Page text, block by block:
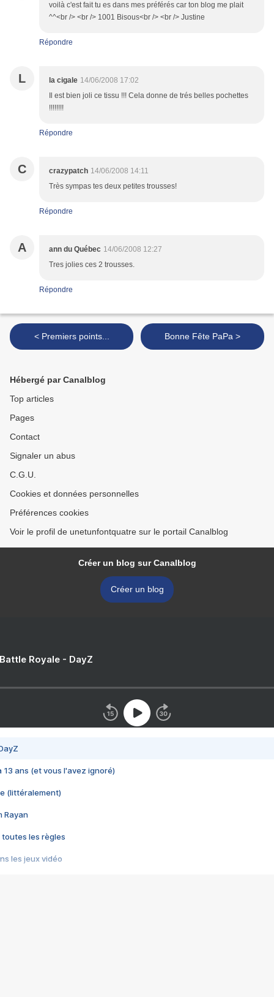
voilà c'est fait tu es dans mes préférés car ton blog me plait
^^<br /> <br /> 1001 Bisous<br /> <br /> Justine
Répondre
L la cigale 14/06/2008 17:02
Il est bien joli ce tissu !!! Cela donne de trés belles pochettes
!!!!!!!!
Répondre
C crazypatch 14/06/2008 14:11
Très sympas tes deux petites trousses!
Répondre
A ann du Québec 14/06/2008 12:27
Tres jolies ces 2 trousses.
Répondre
< Premiers points... Bonne Fête PaPa >
Hébergé par Canalblog
Top articles
Pages
Contact
Signaler un abus
C.G.U.
Cookies et données personnelles
Préférences cookies
Voir le profil de unetunfontquatre sur le portail Canalblog
Créer un blog sur Canalblog
Créer un blog
Royale - DayZ
13 ans (et vous l'avez ignoré)
(littéralement)
Rayan
toutes les règles
les jeux vidéo